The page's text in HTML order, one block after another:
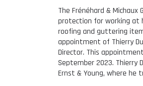
The Frénéhard & Michaux
protection for working at
roofing and guttering
appointment of Thierry
Director. This
September 2023. Thierry
Ernst & Young, where he